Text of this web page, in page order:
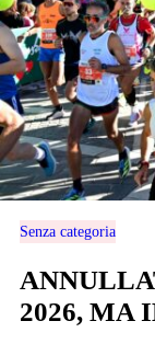
Senza categoria
2026, MA